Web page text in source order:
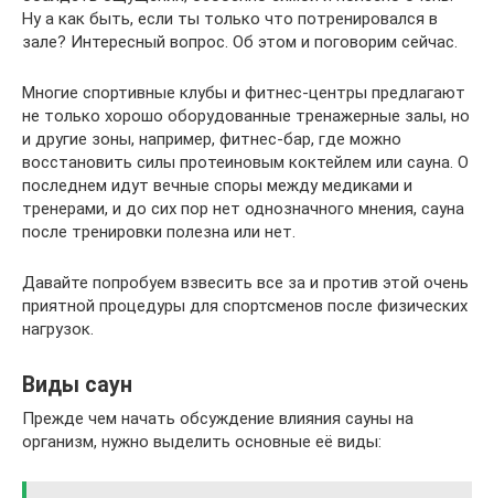
Ну а как быть, если ты только что потренировался в
зале? Интересный вопрос. Об этом и поговорим сейчас.
Многие спортивные клубы и фитнес-центры предлагают
не только хорошо оборудованные тренажерные залы, но
и другие зоны, например, фитнес-бар, где можно
восстановить силы протеиновым коктейлем или сауна. О
последнем идут вечные споры между медиками и
тренерами, и до сих пор нет однозначного мнения, сауна
после тренировки полезна или нет.
Давайте попробуем взвесить все за и против этой очень
приятной процедуры для спортсменов после физических
нагрузок.
Виды саун
Прежде чем начать обсуждение влияния сауны на
организм, нужно выделить основные её виды: